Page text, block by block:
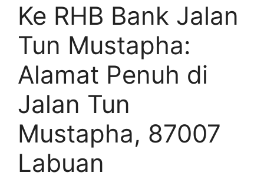
Ke RHB Bank Jalan
Tun Mustapha:
Alamat Penuh di
Jalan Tun
Mustapha, 87007
Labuan